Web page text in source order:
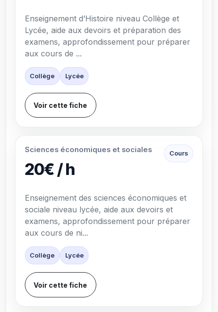
Enseignement d’Histoire niveau Collège et
Lycée, aide aux devoirs et préparation des
examens, approfondissement pour préparer
aux cours de ...
Collège Lycée
Voir cette fiche
Sciences économiques et sociales
20€ / h
Cours
Enseignement des sciences économiques et
sociale niveau lycée, aide aux devoirs et
examens, approfondissement pour préparer
aux cours de ni...
Collège Lycée
Voir cette fiche